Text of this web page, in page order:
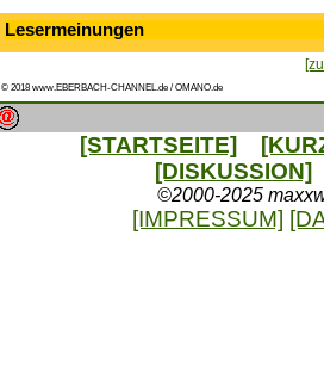
Lesermeinungen
© 2018 www.EBERBACH-CHANNEL.de / OMANO.de
[STARTSEITE]
[DISKUSSION]
©2000-2025
[IMPRESSUM]